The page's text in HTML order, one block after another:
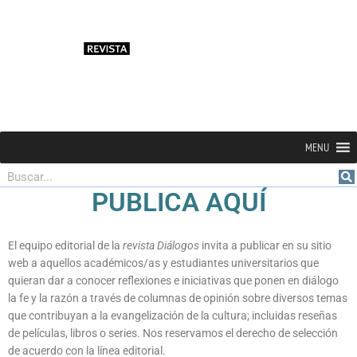
MENU
Buscar
PUBLICA AQUÍ
El equipo editorial de la revista Diálogos invita a publicar en su sitio
web a aquellos académicos/as y estudiantes universitarios que
quieran dar a conocer reflexiones e iniciativas que ponen en diálogo
la fe y la razón a través de columnas de opinión sobre diversos temas
que contribuyan a la evangelización de la cultura; incluidas reseñas
de películas, libros o series. Nos reservamos el derecho de selección
de acuerdo con la línea editorial.